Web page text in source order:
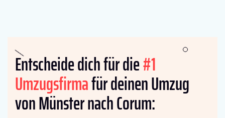
Entscheide dich für die#1
Umzugsfirmafür deinen Umzug
von Münster nach Corum: